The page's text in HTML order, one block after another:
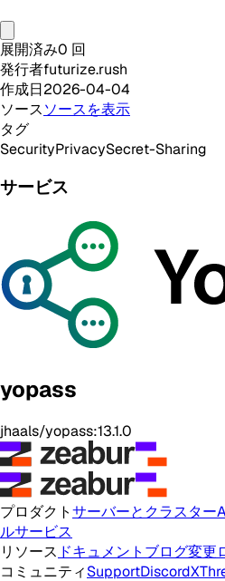
展開済み0 回
発行者futurize.rush
作成日2026-04-04
ソースソースを表示
タグ
SecurityPrivacySecret-Sharing
サービス
yopass
jhaals/yopass:13.1.0
プロダクトサーバーとクラスター
ルサービス
リソース ドキュメント ブログ変更
コミュニティSupportDiscordX